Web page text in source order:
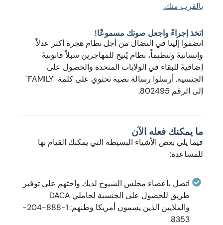
بالقرب منك.
اتخذ إجراءً واجعل صوتك مسموعًا!
انضموا إلينا في النضال من أجل نظام هجرة أكثر عدلاً
وإنسانيةً وتنظيماً، نظام يُتيح للمهاجرين سبلاً قانونيةً
إضافيةً للبقاء في الولايات المتحدة والحصول على
الجنسية. أرسلوا رسالة نصية تحتوي على كلمة "FAMILY"
إلى الرقم 802495.
ما يمكنك فعله الآن
فيما يلي بعض الأشياء البسيطة التي يمكنك القيام بها
للمساعدة:
اتصل بأعضاء مجلس الشيوخ لديك واحثهم على توفير
طريق للحصول على الجنسية لحاملي DACA
والملايين الذين يسمون أمريكا وطنهم: 1-888-204-
8353.